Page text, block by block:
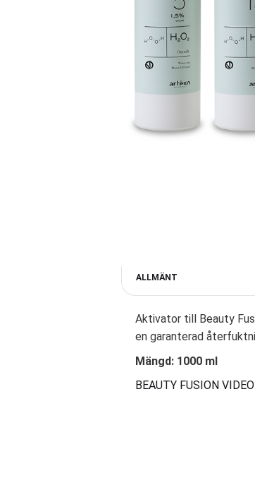
ALLMÄNT
Aktivator till Beauty
en garanterad
Mängd: 1000 ml
BEAUTY FUSION VIDEO